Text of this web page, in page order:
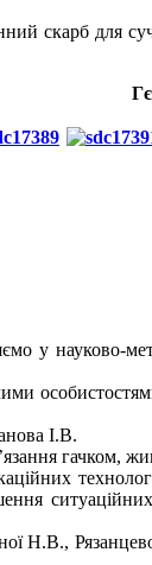
скарб для
у науково-
І.В.
гачком,
Н.В.,